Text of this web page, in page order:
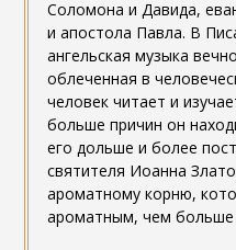
Соломона и Давида,
и апостола Павла. В
ангельская музыка
облеченная в
человек читает и
больше причин он
его дольше и более
святителя Иоанна
ароматному корню,
ароматным, чем больше